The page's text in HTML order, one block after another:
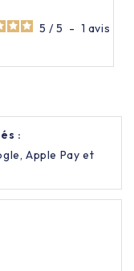
5 / 5 - 1 avis
:
Apple Pay et